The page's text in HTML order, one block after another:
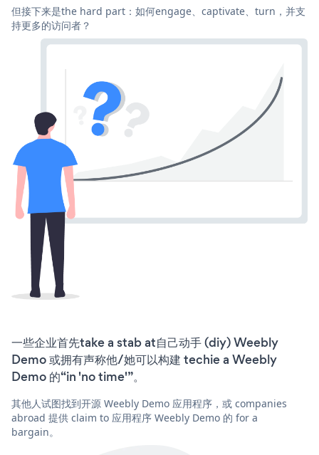
但接下来是the hard part：如何engage、captivate、turn，并支
持更多的访问者？
一些企业首先take a stab at自己动手 (diy) Weebly
Demo 或拥有声称他/她可以构建 techie a Weebly
Demo 的“in 'no time'”。
其他人试图找到开源 Weebly Demo 应用程序，或 companies
abroad 提供 claim to 应用程序 Weebly Demo 的 for a
bargain。